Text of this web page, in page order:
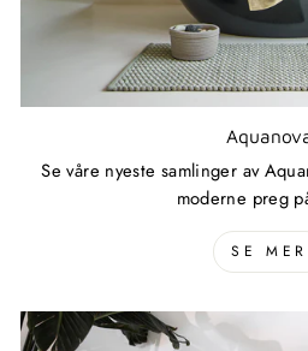
Se våre nyeste samlinger av
moderne preg
SE MER